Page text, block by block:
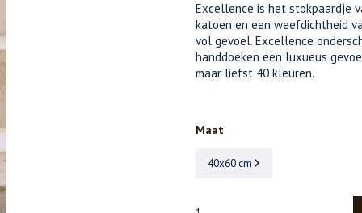
Excellence is het stokpaardje
katoen en een weefdichtheid
vol gevoel. Excellence
handdoeken een luxueus
maar liefst 40 kleuren.
Maat
40x60 cm